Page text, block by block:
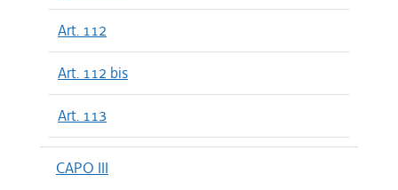
Art. 112
Art. 112 bis
Art. 113
CAPO III